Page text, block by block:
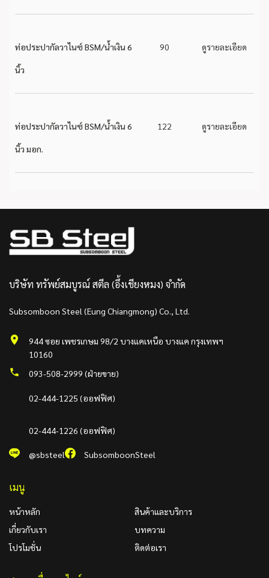
ท่อประปากัลวาไนซ์ BSM/น้ำเงิน 6
นิ้ว
90 ดูรายละเอียด
ท่อประปากัลวาไนซ์ BSM/น้ำเงิน 6
นิ้ว มอก.
122 ดูรายละเอียด
บริษัท ทรัพย์สมบูรณ์ สตีล (อึ้งเชียงหมง) จำกัด
Subsomboon Steel (Eung Chiangmong) Co., Ltd.
944 ซอย เพชรเกษม 98/2 บางแคเหนือ บางแค กรุงเทพฯ
10160
093-508-2999 (ฝ่ายขาย)
02-444-1225 (ออฟฟิศ)
02-444-1226 (ออฟฟิศ)
@sbsteel SubsomboonSteel
เมนู
หน้าหลัก
เกี่ยวกับเรา
โปรโมชั่น
สินค้าและบริการ
บทความ
ติดต่อเรา